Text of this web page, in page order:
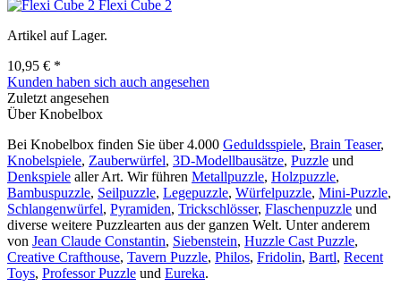
Flexi Cube 2
Artikel auf Lager.
10,95 € *
Kunden haben sich auch angesehen
Zuletzt angesehen
Über Knobelbox
Bei Knobelbox finden Sie über 4.000 Geduldsspiele, Brain Teaser,
Knobelspiele, Zauberwürfel, 3D-Modellbausätze, Puzzle und
Denkspiele aller Art. Wir führen Metallpuzzle, Holzpuzzle,
Bambuspuzzle, Seilpuzzle, Legepuzzle, Würfelpuzzle, Mini-Puzzle,
Schlangenwürfel, Pyramiden, Trickschlösser, Flaschenpuzzle und
diverse weitere Puzzlearten aus der ganzen Welt. Unter anderem
von Jean Claude Constantin, Siebenstein, Huzzle Cast Puzzle,
Creative Crafthouse, Tavern Puzzle, Philos, Fridolin, Bartl, Recent
Toys, Professor Puzzle und Eureka.